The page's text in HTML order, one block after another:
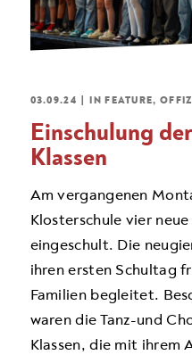
03.09.24 INFEATURE,
Einschulung
Klassen
Am vergangenen
Klosterschule vier
eingeschult. Die
ihren ersten Schultag
Familien begleitet.
waren die Tanz-und
Klassen, die mit ihrem